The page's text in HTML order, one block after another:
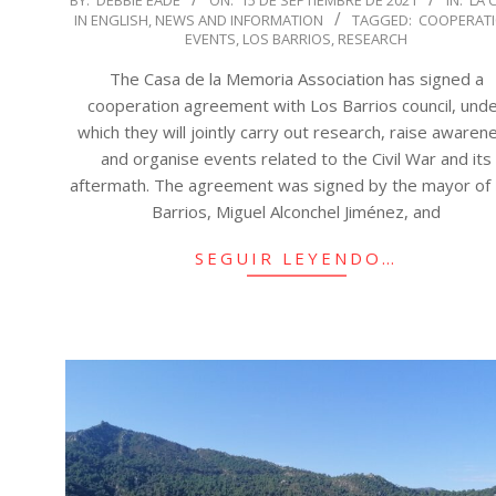
09-
IN ENGLISH, NEWS AND INFORMATION TAGGED:
EVENTS, LOS BARRIOS, RESEARCH
The Casa de la Memoria Association has signed a
cooperation agreement with Los Barrios council,
which they will jointly carry out research, raise
and organise events related to the Civil War and its
aftermath. The agreement was signed by the mayor of
Barrios, Miguel Alconchel Jiménez, and
SEGUIR LEYENDO…